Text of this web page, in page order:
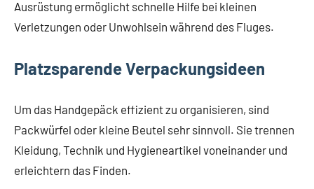
Ausrüstung ermöglicht schnelle Hilfe bei kleinen
Verletzungen oder Unwohlsein während des Fluges.
Platzsparende Verpackungsideen
Um das Handgepäck effizient zu organisieren, sind
Packwürfel oder kleine Beutel sehr sinnvoll. Sie trennen
Kleidung, Technik und Hygieneartikel voneinander und
erleichtern das Finden.